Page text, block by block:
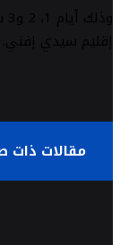
إقليم سيدي إفني.
مقالات ذات